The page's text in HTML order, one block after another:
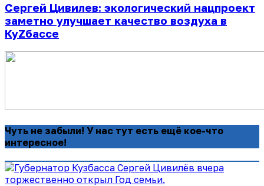
Сергей Цивилев: экологический нацпроект
заметно улучшает качество воздуха в
КуZбассе
Чуть не забыли! У нас тут есть ещё кое-что
интересное!